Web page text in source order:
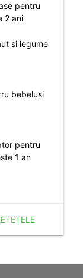
pentru
2 ani
si legume
bebelusi
pentru
1 an